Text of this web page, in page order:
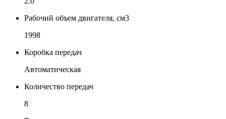
Рабочий объем двигателя, см3
1998
Коробка передач
Автоматическая
Количество передач
8